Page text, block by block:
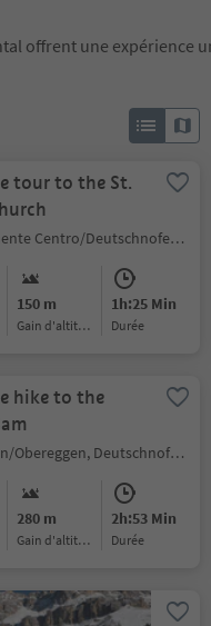
offrent une expérience
tour to the St.
Nova Ponente Centro/Deutschnofen Dorf, Deutschnofen/Nova Ponente, Dolomites Region Eggental
150 m
Gain d'altitude
1h:25 Min
durée
hike to the
Obereggen/Obereggen, Deutschnofen/Nova Ponente, Dolomites Region Eggental
280 m
Gain d'altitude
2h:53 Min
durée
to the